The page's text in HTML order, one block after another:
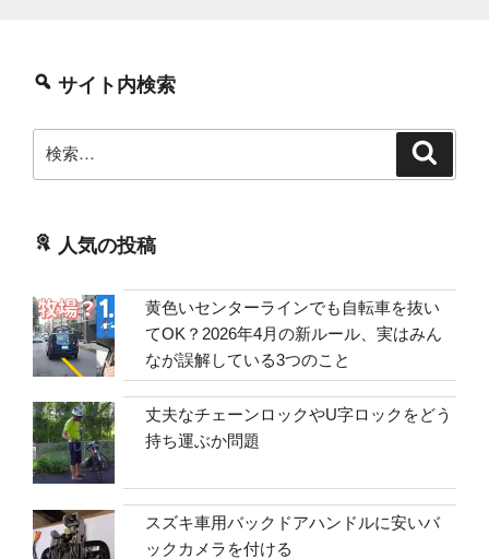
サイト内検索
索:
人気の投稿
黄色いセンターラインでも自転車を抜い
てOK？2026年4月の新ルール、実はみん
なが誤解している3つのこと
丈夫なチェーンロックやU字ロックをどう
持ち運ぶか問題
スズキ車用バックドアハンドルに安いバ
ックカメラを付ける